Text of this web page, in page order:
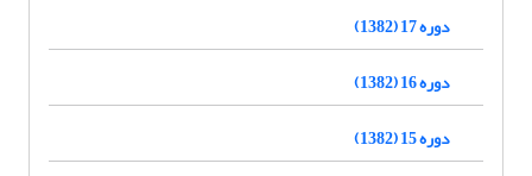
دوره 17 (1382)
دوره 16 (1382)
دوره 15 (1382)